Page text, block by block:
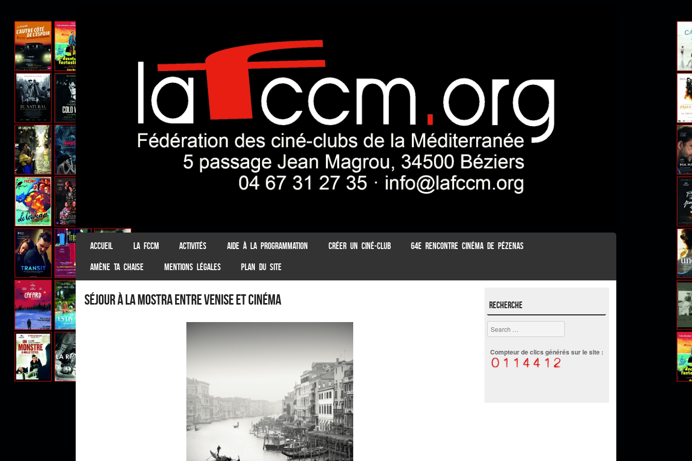
Menu
SKIP TO CONTENT
ACCUEIL LA FCCM ACTIVITÉS AIDE À LA PROGRAMMATION CRÉER UN CINÉ-CLUB 64E RENCONTRE CINÉMA DE PÉZENAS
AMÈNE TA CHAISE MENTIONS LÉGALES PLAN DU SITE
Séjour à la Mostra entre Venise et cinéma Recherche
Search
Compteur de clics générés sur le site :